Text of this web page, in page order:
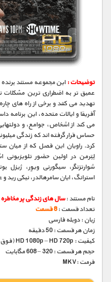
مسابقات / ورزشی
مستند های اختصاصی
توضیحات : این مجموعه مستند برنده
عمیق تر به اضطراری ترین مشکلات
تهدید می کنند و برخی از راه های
آفریقا و ایالات متحده، این برنامه
می کند از اشخاص، جوامع، و
حساس قرار گرفته اند که زندگی
کرد. راویان این فصل که از میان
لِتِرمن در اولین حضور
شوارتزنگر، سیگورنی ویوِر،
استرانگ، ایان سامرهالدر، نیکی
نام مستند :سال های زندگی پر مخاطره
تعداد قسمت :8 قسمت
زبان : دوبله فارسی
زمان هر قسمت : 50 دقیقه
کیفیت : HD 1080p – HD 720p (فوق العاده)
حجم هر قسمت : 320 – 608 مگابایت
فرمت :MKV